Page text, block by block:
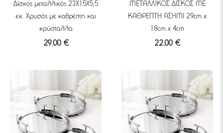
Δίσκος μεταλλικός 23Χ15Χ5,5
εκ. Χρυσός με καθρέπτη και
κρύσταλλα
29.00 €
ΜΕΤΑΛΛΙΚΟΣ ΔΙΣΚΟΣ ΜΕ
ΚΑΘΡΕΠΤΗ ΑΣΗΜΙ 29cm x
18cm x 4cm
22.00 €